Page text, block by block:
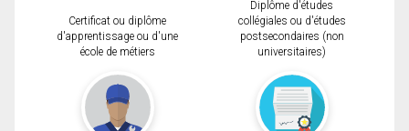
Certificat ou diplôme
d'apprentissage ou d'une
école de métiers
Diplôme d'études
collégiales ou d'études
postsecondaires (non
universitaires)